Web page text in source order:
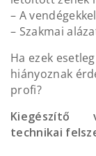
– A
– Szakmai
Ha ezek
hiányoznak
profi?
Kiegészítő
technikai